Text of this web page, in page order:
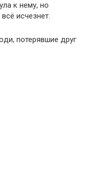
к нему, но
исчезнет.
потерявшие друг